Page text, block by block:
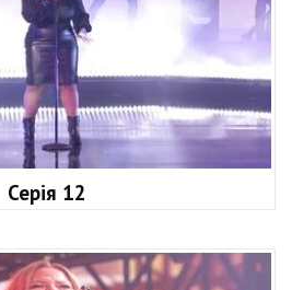
Серія 12